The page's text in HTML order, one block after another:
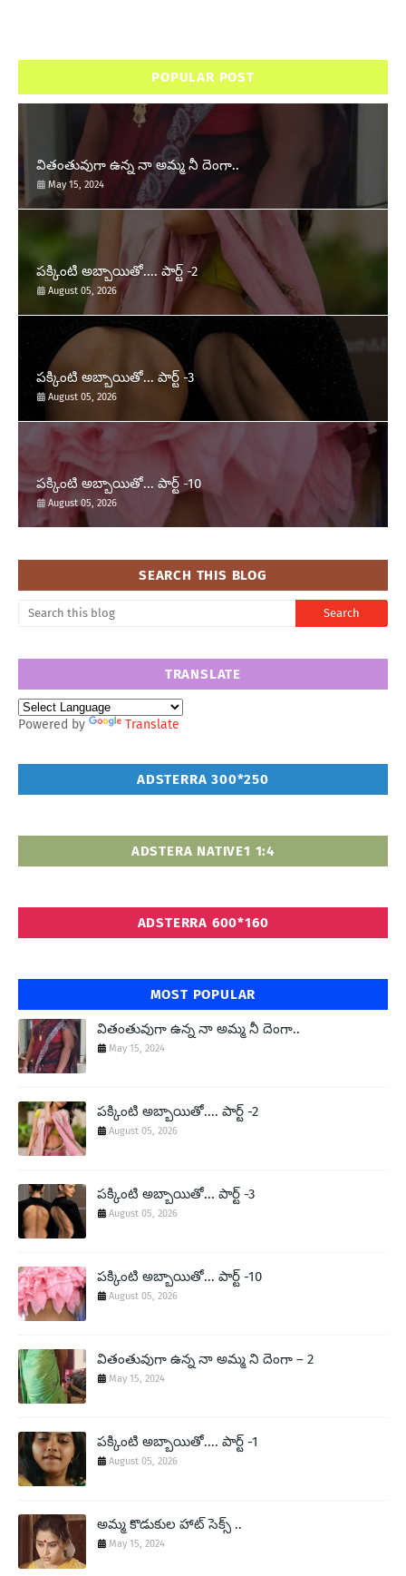
POPULAR POST
వితంతువుగా ఉన్న నా అమ్మ నీ దెంగా..
May 15, 2024
పక్కింటి అబ్బాయితో.... పార్ట్ -2
August 05, 2026
పక్కింటి అబ్బాయితో... పార్ట్ -3
August 05, 2026
పక్కింటి అబ్బాయితో... పార్ట్ -10
August 05, 2026
SEARCH THIS BLOG
TRANSLATE
Powered by Translate
ADSTERRA 300*250
ADSTERA NATIVE1 1:4
ADSTERRA 600*160
MOST POPULAR
వితంతువుగా ఉన్న నా అమ్మ నీ దెంగా..
May 15, 2024
పక్కింటి అబ్బాయితో.... పార్ట్ -2
August 05, 2026
పక్కింటి అబ్బాయితో... పార్ట్ -3
August 05, 2026
పక్కింటి అబ్బాయితో... పార్ట్ -10
August 05, 2026
వితంతువుగా ఉన్న నా అమ్మ ని దెంగా – 2
May 15, 2024
పక్కింటి అబ్బాయితో.... పార్ట్ -1
August 05, 2026
అమ్మ కొడుకుల హాట్ సెక్స్ ..
May 15, 2024